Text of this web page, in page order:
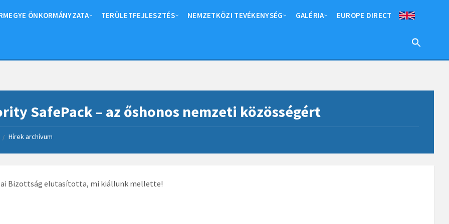
ÖNKORMÁNYZATA TERÜLETFEJLESZTÉS NEMZETKÖZI TEVÉKENYSÉG GALÉRIA EUROPE DIRECT
SafePack – az őshonos nemzeti közösségért
/ Hírek archívum
Bizottság elutasította, mi kiállunk mellette!